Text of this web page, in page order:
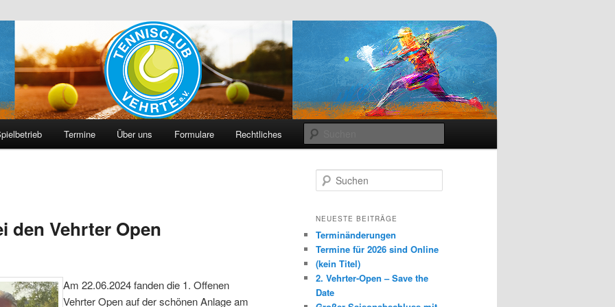
e. V.
Termine Über uns Formulare Rechtliches
den Vehrter Open
Am 22.06.2024 fanden die 1. Offenen
Vehrter Open auf der schönen Anlage am
u
h
n
NEUESTE BEITRÄGE
Terminänderungen
Termine für 2026 sind Online
(kein Titel)
2. Vehrter-Open – Save the
Date